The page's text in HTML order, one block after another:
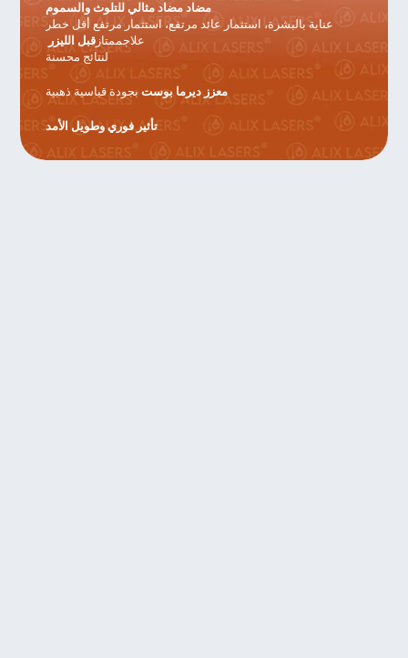
عناية بالبشرة، استثمار عائد مرتفع، استثمار مرتفع أقل خطر
علاجممتاز
لنتائج محسنة
معزز ديرما بوست بجودة قياسية ذهبية
تأثير فوري وطويل الأمد